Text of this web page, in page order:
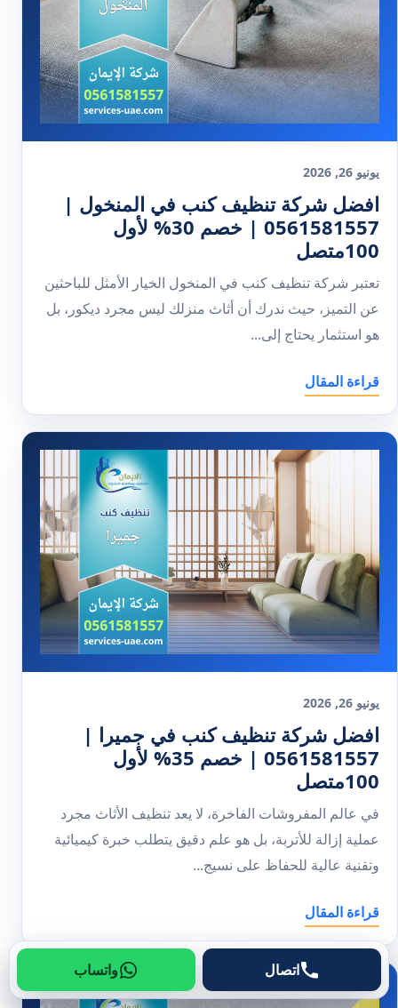
يونيو 26, 2026
افضل شركة تنظيف كنب في المنخول |
0561581557 | خصم 30% لأول
100متصل
تعتبر شركة تنظيف كنب في المنخول الخيار الأمثل للباحثين
عن التميز، حيث ندرك أن أثاث منزلك ليس مجرد ديكور، بل
هو استثمار يحتاج إلى...
قراءة المقال
يونيو 26, 2026
افضل شركة تنظيف كنب في جميرا |
0561581557 | خصم 35% لأول
100متصل
في عالم المفروشات الفاخرة، لا يعد تنظيف الأثاث مجرد
عملية إزالة للأتربة، بل هو علم دقيق يتطلب خبرة كيميائية
وتقنية عالية للحفاظ على نسيج...
قراءة المقال
اتصال واتساب